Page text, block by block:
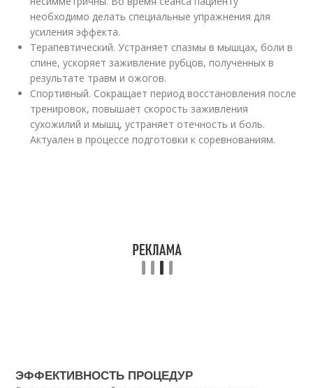
необходимо делать специальные упражнения для
усиления эффекта.
Терапевтический. Устраняет спазмы в мышцах, боли в
спине, ускоряет заживление рубцов, полученных в
результате травм и ожогов.
Спортивный. Сокращает период восстановления после
тренировок, повышает скорость заживления
сухожилий и мышц, устраняет отечность и боль.
Актуален в процессе подготовки к соревнованиям.
ЭФФЕКТИВНОСТЬ ПРОЦЕДУР